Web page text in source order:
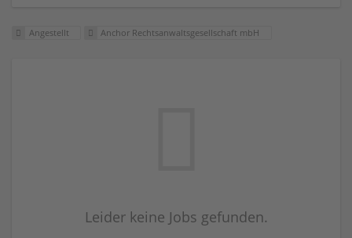
Angestellt Anchor Rechtsanwaltsgesellschaft mbH
Leider keine Jobs gefunden.